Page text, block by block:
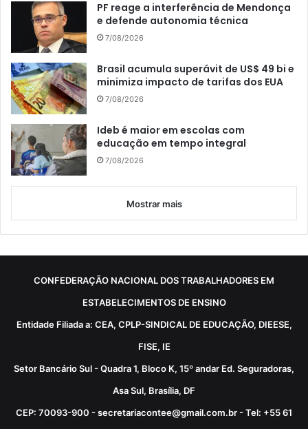
PF reage a interferência de Mendonça
e defende autonomia técnica
7/08/2026
Brasil acumula superávit de US$ 49 bi e
minimiza impacto de tarifas dos EUA
7/08/2026
Ideb é maior em escolas com
educação em tempo integral
7/08/2026
Mostrar mais
CONFEDERAÇÃO NACIONAL DOS TRABALHADORES EM
ESTABELECIMENTOS DE ENSINO
Entidade Filiada a: CEA, CPLP-SINDICAL DE EDUCAÇÃO, DIEESE,
FISE, IE
Setor Bancário Sul - Quadra 1, Bloco K, 15º andar Ed. Seguradoras,
Asa Sul, Brasília, DF
CEP: 70093-900 - secretariacontee@gmail.com.br - Tel: +55 61